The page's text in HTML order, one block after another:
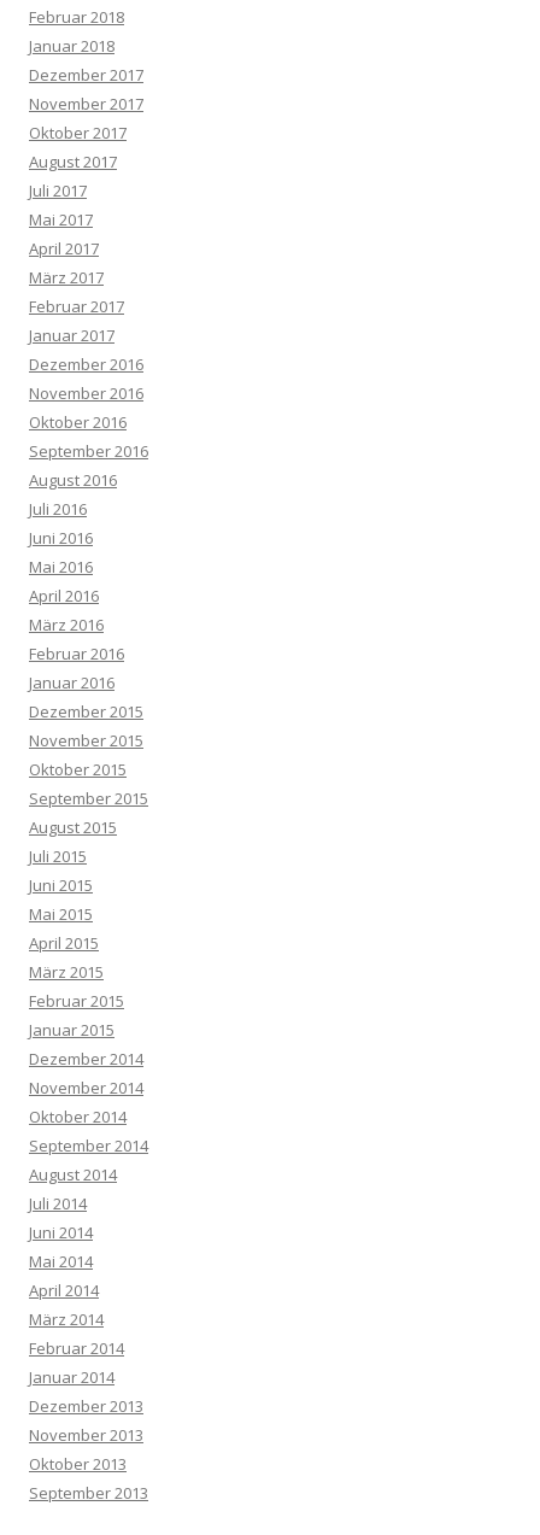
Februar 2018
Januar 2018
Dezember 2017
November 2017
Oktober 2017
August 2017
Juli 2017
Mai 2017
April 2017
März 2017
Februar 2017
Januar 2017
Dezember 2016
November 2016
Oktober 2016
September 2016
August 2016
Juli 2016
Juni 2016
Mai 2016
April 2016
März 2016
Februar 2016
Januar 2016
Dezember 2015
November 2015
Oktober 2015
September 2015
August 2015
Juli 2015
Juni 2015
Mai 2015
April 2015
März 2015
Februar 2015
Januar 2015
Dezember 2014
November 2014
Oktober 2014
September 2014
August 2014
Juli 2014
Juni 2014
Mai 2014
April 2014
März 2014
Februar 2014
Januar 2014
Dezember 2013
November 2013
Oktober 2013
September 2013